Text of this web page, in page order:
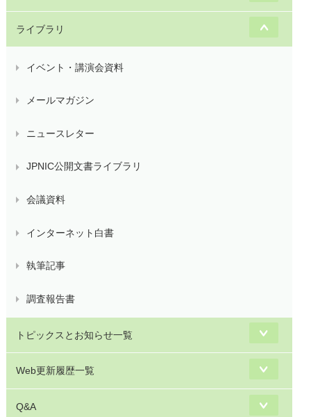
ライブラリ
イベント・講演会資料
メールマガジン
ニュースレター
JPNIC公開文書ライブラリ
会議資料
インターネット白書
執筆記事
調査報告書
トピックスとお知らせ一覧
Web更新履歴一覧
Q&A